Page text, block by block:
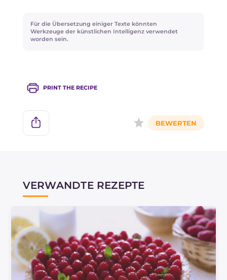
gemischte Waldbeeren ersetzen. Für eine noch
verlockendere Optik probieren Sie, die
Für die Übersetzung einiger Texte könnten
Werkzeuge der künstlichen Intelligenz verwendet
worden sein.
PRINT THE RECIPE
VERWANDTE REZEPTE